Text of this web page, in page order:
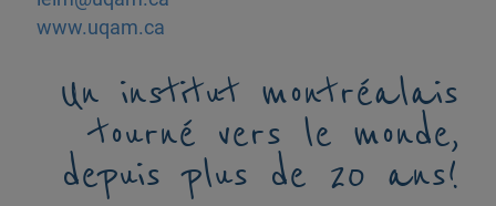
www.uqam.ca
Un institut montréalais
tourné vers le monde,
depuis plus de 20 ans!